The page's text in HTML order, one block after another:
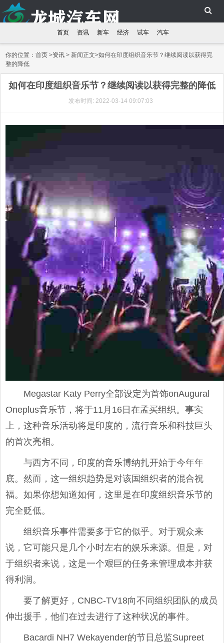
首页 资讯 新车 经济 试车 汽车
你的位置：首页 >资讯 > 新闻正文>如何在印度组织音乐节？继续阅读以获得完
整的降低
如何在印度组织音乐节？继续阅读以获得完整的降低
发布时间: 2022-03-14 09:07:03
Megastar Katy Perry全部设定为首饰onAugural
Oneplus音乐节，将于11月16日在孟买组织。事实
上，这种音乐活动将是印度的，流行音乐和科技巨头
的首次亮相。
与西方不同，印度的音乐博纳扎开始于今年年
底。然而，这一组织趋势是对该国组织者的混合祝
福。如果你想知道如何，这里是在印度组织音乐节的
完全贬低。
组织音乐事件需要多于它的似乎。对于观众来
说，它可能只是几个小时左右的娱乐来源。但是，对
于组织者来说，这是一个艰巨的任务来管理成本并获
得利润。
要了解更好，CNBC-TV18向不同组织团队的成员
伸出援手，他们在过去进行了这种状况的事件。
Bacardi NH7 Wekayender的节日总监Supreet